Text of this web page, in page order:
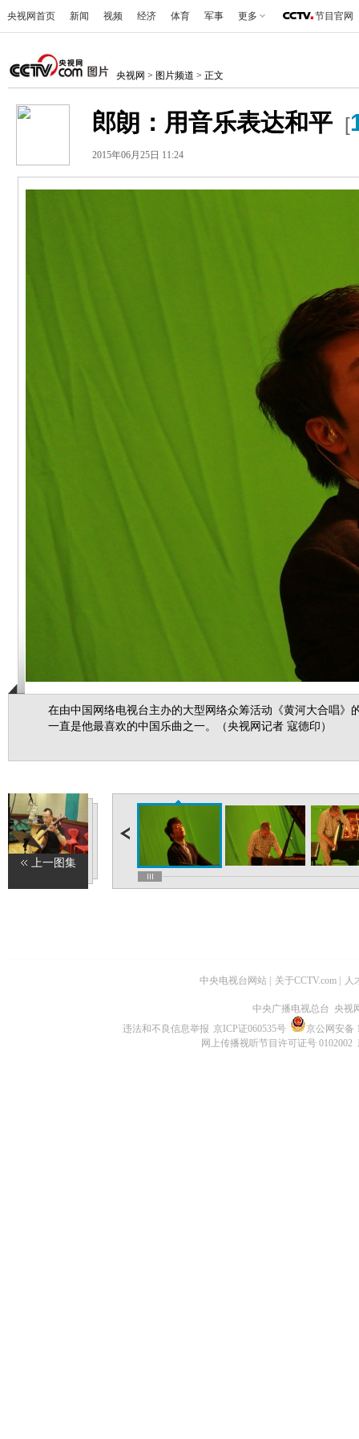
央视网首页 新闻 视频 经济 体育 军事 更多 节目官网
央视网 > 图片频道 > 正文
郎朗：用音乐表达和平 [
2015年06月25日 11:24
在由中国网络电视台主办的大型网络众筹活动《黄河大合唱
一直是他最喜欢的中国乐曲之一。（央视网记者 寇德印）
上一图集
中央电视台网站 关于CCTV.com 人
中央广播电视总台 央视
违法和不良信息举报 京ICP证060535号
京公网安备
网上传播视听节目许可证号 0102002